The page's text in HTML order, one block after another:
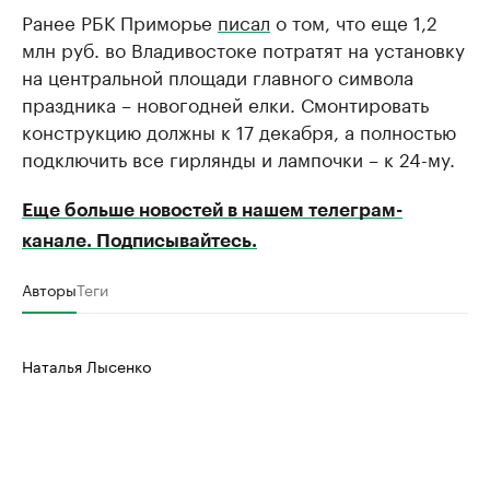
Ранее РБК Приморье писал о том, что еще 1,2
млн руб. во Владивостоке потратят на установку
на центральной площади главного символа
праздника – новогодней елки. Смонтировать
конструкцию должны к 17 декабря, а полностью
подключить все гирлянды и лампочки – к 24-му.
Еще больше новостей в нашем телеграм-
канале. Подписывайтесь.
АвторыТеги
Наталья Лысенко